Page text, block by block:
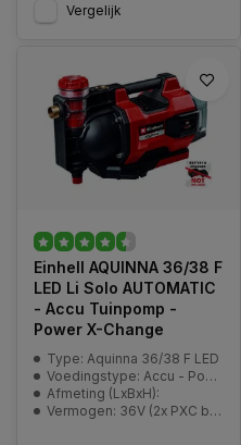
Vergelijk
Einhell AQUINNA 36/38 F
LED Li Solo AUTOMATIC
- Accu Tuinpomp -
Power X-Change
Type: Aquinna 36/38 F LED
Voedingstype: Accu - Power-X-Change
Afmeting (LxBxH):
Vermogen: 36V (2x PXC batterij)